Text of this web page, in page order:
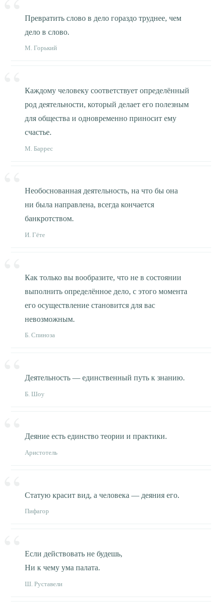
Превратить слово в дело гораздо труднее, чем
дело в слово.
М. Горький
Каждому человеку соответствует определённый
род деятельности, который делает его полезным
для общества и одновременно приносит ему
счастье.
М. Баррес
Необоснованная деятельность, на что бы она
ни была направлена, всегда кончается
банкротством.
И. Гёте
Как только вы вообразите, что не в состоянии
выполнить определённое дело, с этого момента
его осуществление становится для вас
невозможным.
Б. Спиноза
Деятельность — единственный путь к знанию.
Б. Шоу
Деяние есть единство теории и практики.
Аристотель
Статую красит вид, а человека — деяния его.
Пифагор
Если действовать не будешь,
Ни к чему ума палата.
Ш. Руставели